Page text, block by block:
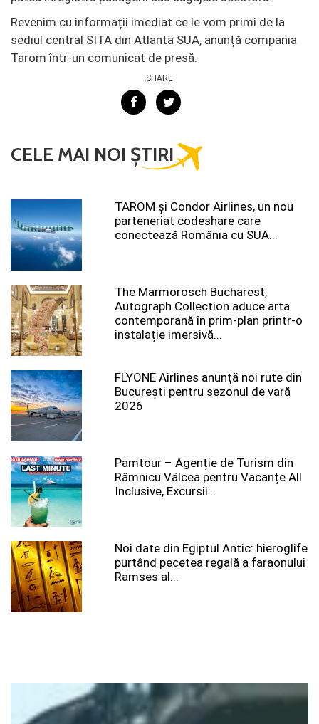
Revenim cu informații imediat ce le vom primi de la
sediul central SITA din Atlanta SUA, anunță compania
Tarom într-un comunicat de presă.
SHARE
CELE MAI NOI ȘTIRI
TAROM şi Condor Airlines, un nou
parteneriat codeshare care
conectează România cu SUA...
The Marmorosch Bucharest,
Autograph Collection aduce arta
contemporană în prim-plan printr-o
instalație imersivă...
FLYONE Airlines anunță noi rute din
București pentru sezonul de vară
2026
Pamtour – Agenție de Turism din
Râmnicu Vâlcea pentru Vacanțe All
Inclusive, Excursii...
Noi date din Egiptul Antic: hieroglife
purtând pecetea regală a faraonului
Ramses al...